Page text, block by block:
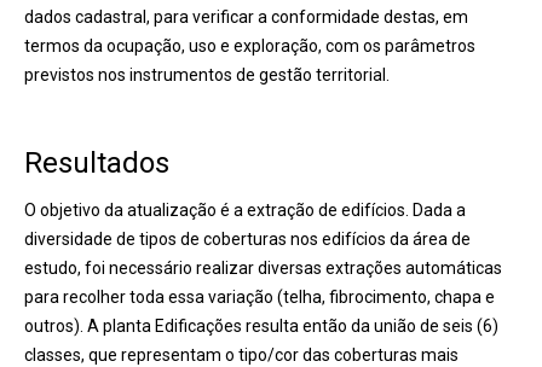
dados cadastral, para verificar a conformidade destas, em
termos da ocupação, uso e exploração, com os parâmetros
previstos nos instrumentos de gestão territorial.
Resultados
O objetivo da atualização é a extração de edifícios. Dada a
diversidade de tipos de coberturas nos edifícios da área de
estudo, foi necessário realizar diversas extrações automáticas
para recolher toda essa variação (telha, fibrocimento, chapa e
outros). A planta Edificações resulta então da união de seis (6)
classes, que representam o tipo/cor das coberturas mais